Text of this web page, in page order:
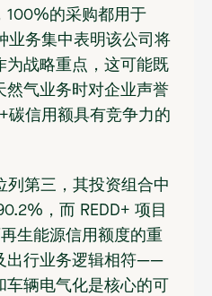
100%的采购都用于
业务集中表明该公司将
为战略重点，这可能既
然气业务时对企业声誉
碳信用额具有竞争力的
列第三，其投资组合中
，而 REDD+ 项目
生能源信用额度的重
出行业务逻辑相符——
辆电气化是核心的可